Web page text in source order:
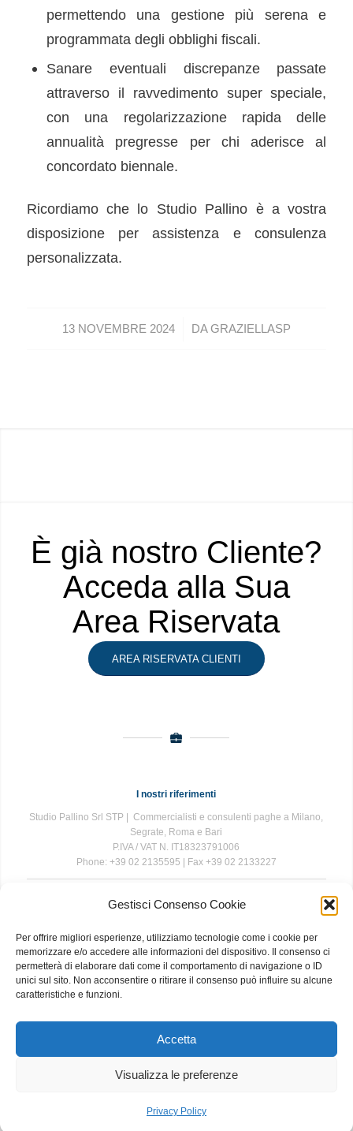
Gestisci Consenso Cookie
Per offrire migliori esperienze, utilizziamo tecnologie come i cookie per
memorizzare e/o accedere alle informazioni del dispositivo. Il consenso ci
permetterà di elaborare dati come il comportamento di navigazione o ID
unici sul sito. Non acconsentire o ritirare il consenso può influire su alcune
caratteristiche e funzioni.
Accetta
Visualizza le preferenze
Privacy Policy
permettendo una gestione più serena e
programmata degli obblighi fiscali.
Sanare eventuali discrepanze passate
attraverso il ravvedimento super speciale,
con una regolarizzazione rapida delle
annualità pregresse per chi aderisce al
concordato biennale.
Ricordiamo che lo Studio Pallino è a vostra
disposizione per assistenza e consulenza
personalizzata.
13 NOVEMBRE 2024
/ DAGRAZIELLASP
È già nostro Cliente?
Acceda alla Sua
Area Riservata
AREA RISERVATA CLIENTI
I nostri riferimenti
Studio Pallino Srl STP | Commercialisti e consulenti paghe a Milano,
Segrate, Roma e Bari
P.IVA / VAT N. IT18323791006
Phone: +39 02 2135595 | Fax +39 02 2133227
The information contained in this website is for general information
while we endeavour to keep the information up to date and correct, we
make no representations or warranties of any kind, express or implied,
about the completeness, accuracy, reliability, suitability or availability
with respect to the website or the information, products, services, or
related graphics contained on the website for any purpose. Any
|Contact|Privacy and Cookie Policy